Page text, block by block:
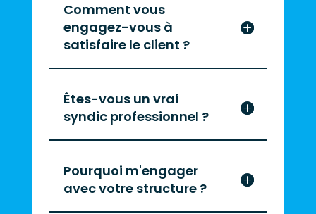
Comment vous
engagez-vous à
satisfaire le client ?
Êtes-vous un vrai
syndic professionnel ?
Pourquoi m'engager
avec votre structure ?